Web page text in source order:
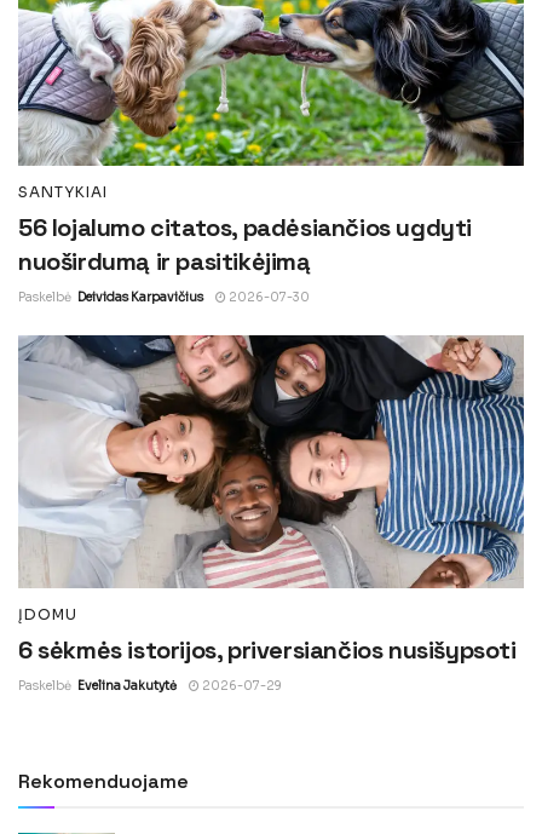
SANTYKIAI
56 lojalumo citatos, padėsiančios ugdyti
nuoširdumą ir pasitikėjimą
Paskelbė Deividas Karpavičius 2026-07-30
ĮDOMU
6 sėkmės istorijos, priversiančios nusišypsoti
Paskelbė Evelina Jakutytė 2026-07-29
Rekomenduojame